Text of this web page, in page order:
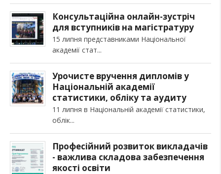
Консультаційна онлайн-зустріч
для вступників на магістратуру
15 липня представниками Національної
академії стат
Урочисте вручення дипломів у
Національній академії
статистики, обліку та аудиту
11 липня в Національній академії статистики,
облік
Професійний розвиток викладачів
- важлива складова забезпечення
якості освіти